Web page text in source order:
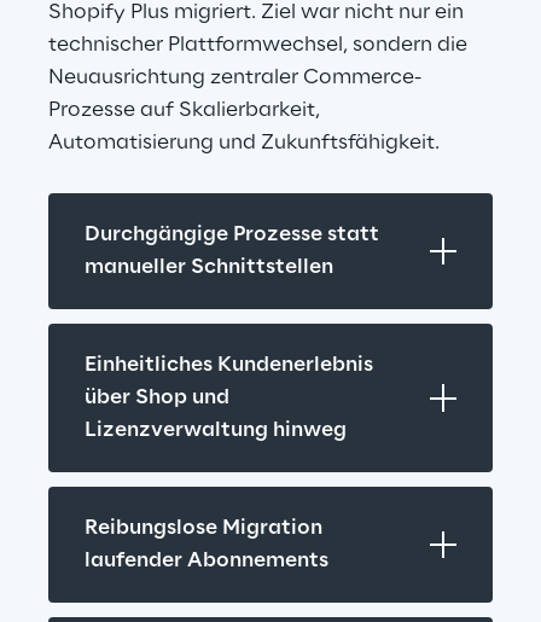
Shopify Plus migriert. Ziel war nicht nur ein
technischer Plattformwechsel, sondern die
Neuausrichtung zentraler Commerce-
Prozesse auf Skalierbarkeit,
Automatisierung und Zukunftsfähigkeit.
Durchgängige Prozesse statt
manueller Schnittstellen
Einheitliches Kundenerlebnis
über Shop und
Lizenzverwaltung hinweg
Reibungslose Migration
laufender Abonnements